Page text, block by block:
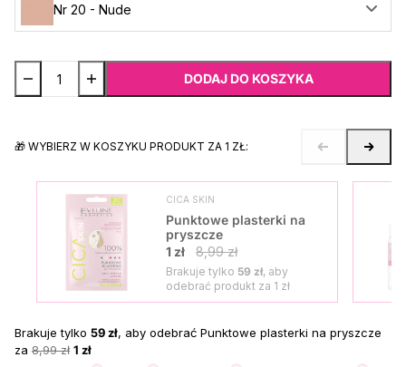
Nr 20 - Nude
DODAJ DO KOSZYKA
🎁 WYBIERZ W KOSZYKU PRODUKT ZA 1 ZŁ:
CICA SKIN
Punktowe plasterki na
pryszcze
1 zł
8,99 zł
Brakuje tylko 59 zł, aby
odebrać produkt za 1 zł
Brakuje tylko 59 zł, aby odebrać Punktowe plasterki na pryszcze
za 8,99 zł 1 zł